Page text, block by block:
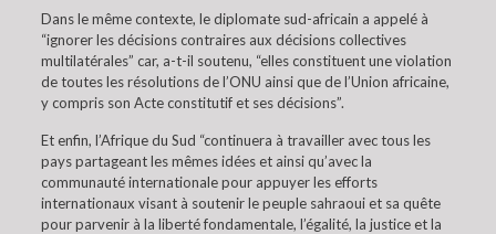
Dans le même contexte, le diplomate sud-africain a appelé à
“ignorer les décisions contraires aux décisions collectives
multilatérales” car, a-t-il soutenu, “elles constituent une violation
de toutes les résolutions de l’ONU ainsi que de l’Union africaine,
y compris son Acte constitutif et ses décisions”.
Et enfin, l’Afrique du Sud “continuera à travailler avec tous les
pays partageant les mêmes idées et ainsi qu’avec la
communauté internationale pour appuyer les efforts
internationaux visant à soutenir le peuple sahraoui et sa quête
pour parvenir à la liberté fondamentale, l’égalité, la justice et la